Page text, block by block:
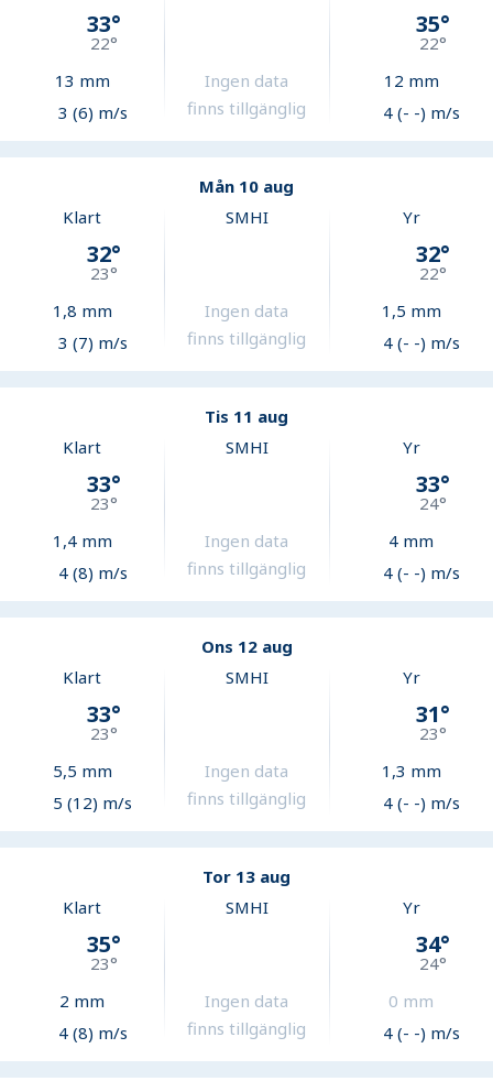
33°
22°
13 mm
3 (6) m/s
Ingen data
finns tillgänglig
35°
22°
12 mm
4 (- -) m/s
Mån 10 aug
Klart
32°
23°
1,8 mm
3 (7) m/s
SMHI
Ingen data
finns tillgänglig
Yr
32°
22°
1,5 mm
4 (- -) m/s
Tis 11 aug
Klart
33°
23°
1,4mm
4 (8) m/s
SMHI
Ingen data
finns tillgänglig
Yr
33°
24°
4 mm
4 (- -) m/s
Ons 12 aug
Klart
33°
23°
5,5 mm
5 (12) m/s
SMHI
Ingen data
finns tillgänglig
Yr
31°
23°
1,3 mm
4 (- -) m/s
Tor 13 aug
Klart
35°
23°
2 mm
4 (8) m/s
SMHI
Ingen data
finns tillgänglig
Yr
34°
24°
0 mm
4 (- -) m/s